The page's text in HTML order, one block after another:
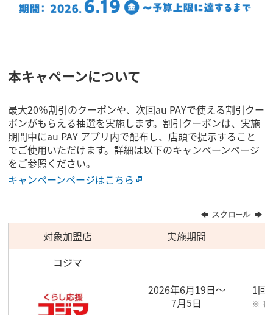
本キャペーンについて
最大20％割引のクーポンや、次回au PAYで使える割引クー
ポンがもらえる抽選を実施します。割引クーポンは、実施
期間中にau PAY アプリ内で配布し、店頭で提示すること
でご使用いただけます。詳細は以下のキャンペーンページ
をご参照ください。
キャンペーンページはこちら
対象加盟店
実施期間
コジマ
2026年6月19日～
7月5日
1回
割